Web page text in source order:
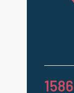
1586